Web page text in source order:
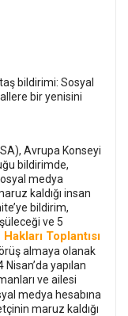
Avrupa Konseyi
bildirimde,
medya
kaldığı insan
bildirim,
ve 5
Toplantısı
almaya olanak
yapılan
ve ailesi
medya hesabına
maruz kaldığı